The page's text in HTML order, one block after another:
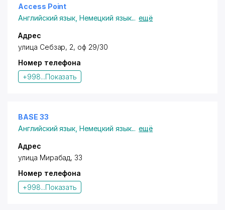
Access Point
Английский язык ,Немецкий язык... ещё
Адрес
улица Себзар, 2, оф 29/30
Номер телефона
+998...Показать
BASE 33
Английский язык ,Немецкий язык... ещё
Адрес
улица Мирабад, 33
Номер телефона
+998...Показать